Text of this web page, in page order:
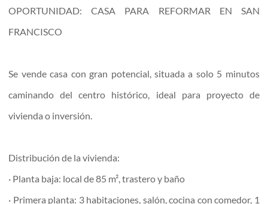
OPORTUNIDAD: CASA PARA REFORMAR EN SAN
FRANCISCO
Se vende casa con gran potencial, situada a solo 5 minutos
caminando del centro histórico, ideal para proyecto de
vivienda o inversión.
Distribución de la vivienda:
· Planta baja: local de 85 m², trastero y baño
· Primera planta: 3 habitaciones, salón, cocina con comedor, 1